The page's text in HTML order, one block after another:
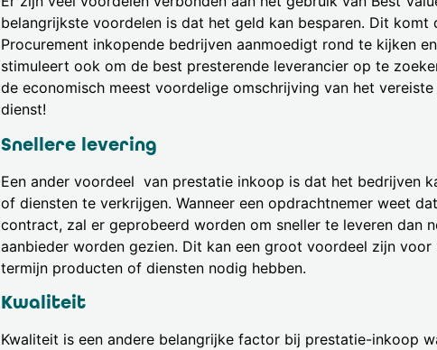
belangrijkste voordelen is dat het geld kan besparen. Dit komt
Procurement inkopende bedrijven aanmoedigt rond te kijken
stimuleert ook om de best presterende leverancier op te
de economisch meest voordelige omschrijving van het
dienst!
Snellere levering
Een ander voordeel van prestatie inkoop is dat het bedrijven
of diensten te verkrijgen. Wanneer een opdrachtnemer weet
contract, zal er geprobeerd worden om sneller te leveren dan
aanbieder worden gezien. Dit kan een groot voordeel zijn
termijn producten of diensten nodig hebben.
Kwaliteit
Kwaliteit is een andere belangrijke factor bij prestatie-inkoop